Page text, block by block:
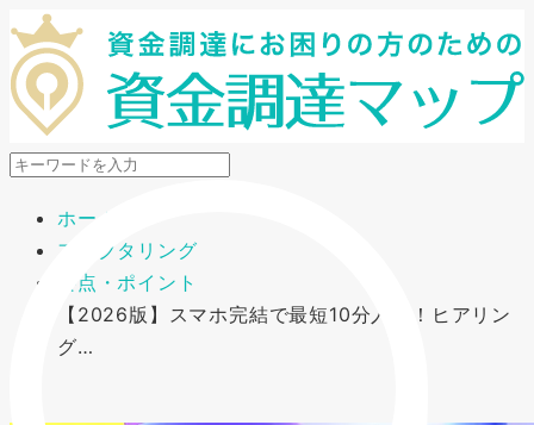
メニューを開閉
ホーム
ファクタリング
要点・ポイント
【2026版】スマホ完結で最短10分入金！ヒアリン
グ…